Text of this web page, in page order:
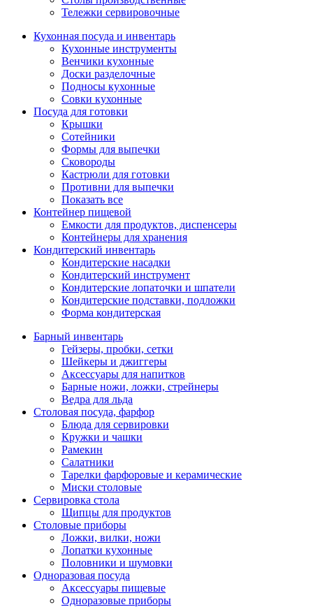
Тележки сервировочные
Кухонная посуда и инвентарь
Кухонные инструменты
Венчики кухонные
Доски разделочные
Подносы кухонные
Совки кухонные
Посуда для готовки
Крышки
Сотейники
Формы для выпечки
Сковороды
Кастрюли для готовки
Противни для выпечки
Показать все
Контейнер пищевой
Емкости для продуктов, диспенсеры
Контейнеры для хранения
Кондитерский инвентарь
Кондитерские насадки
Кондитерский инструмент
Кондитерские лопаточки и шпатели
Кондитерские подставки, подложки
Форма кондитерская
Барный инвентарь
Гейзеры, пробки, сетки
Шейкеры и джиггеры
Аксессуары для напитков
Барные ножи, ложки, стрейнеры
Ведра для льда
Столовая посуда, фарфор
Блюда для сервировки
Кружки и чашки
Рамекин
Салатники
Тарелки фарфоровые и керамические
Миски столовые
Сервировка стола
Щипцы для продуктов
Столовые приборы
Ложки, вилки, ножи
Лопатки кухонные
Половники и шумовки
Одноразовая посуда
Аксессуары пищевые
Одноразовые приборы